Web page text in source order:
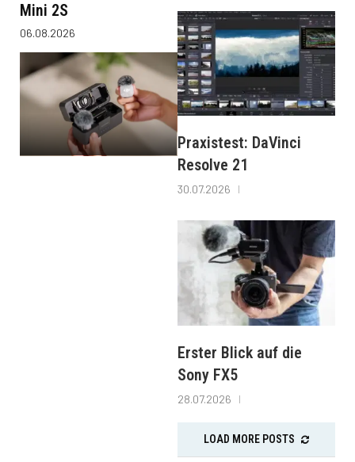
Mini 2S
06.08.2026
Praxistest: DaVinci
Resolve 21
30.07.2026
Erster Blick auf die
Sony FX5
28.07.2026
LOAD MORE POSTS